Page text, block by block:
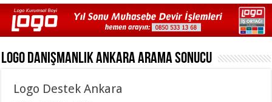
Logo Danışmanlık AnkaraArama Sonucu
Logo Destek Ankara